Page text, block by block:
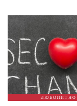
ЛЮБОПИТНО